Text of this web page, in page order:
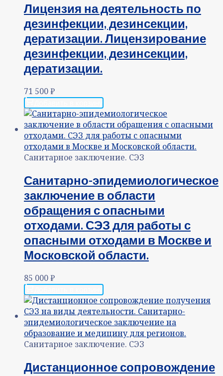
Лицензия на деятельность по
дезинфекции, дезинсекции,
дератизации. Лицензирование
дезинфекции, дезинсекции,
дератизации.
71 500₽
Санитарное заключение. СЭЗ
Санитарно-эпидемиологическое
заключение в области
обращения с опасными
отходами. СЭЗ для работы с
опасными отходами в Москве и
Московской области.
85 000₽
Санитарное заключение. СЭЗ
Дистанционное сопровождение